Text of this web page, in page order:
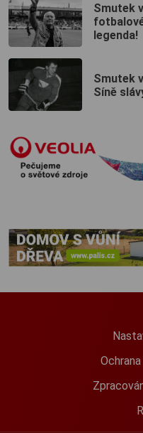
Smutek
legenda!
Smutek
Síně